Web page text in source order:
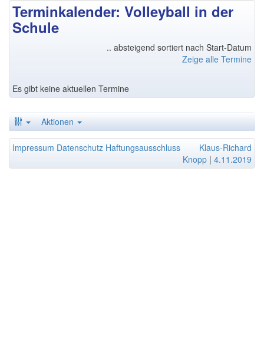
Terminkalender: Volleyball in der
Schule
.. absteigend sortiert nach Start-Datum
Zeige alle Termine
Es gibt keine aktuellen Termine
Aktionen
Impressum Datenschutz Haftungsausschluss
Klaus-Richard
Knopp | 4.11.2019